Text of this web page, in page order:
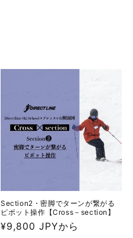
Section2・密脚でターンが繋がる
ピボット操作【Cross－section】
通
¥9,800 JPYから